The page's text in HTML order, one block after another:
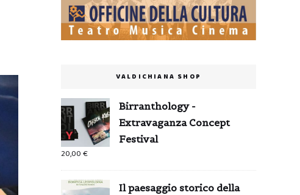
VALDICHIANA SHOP
Birranthology -
Extravaganza Concept
Festival
20,00€
Il paesaggio storico della